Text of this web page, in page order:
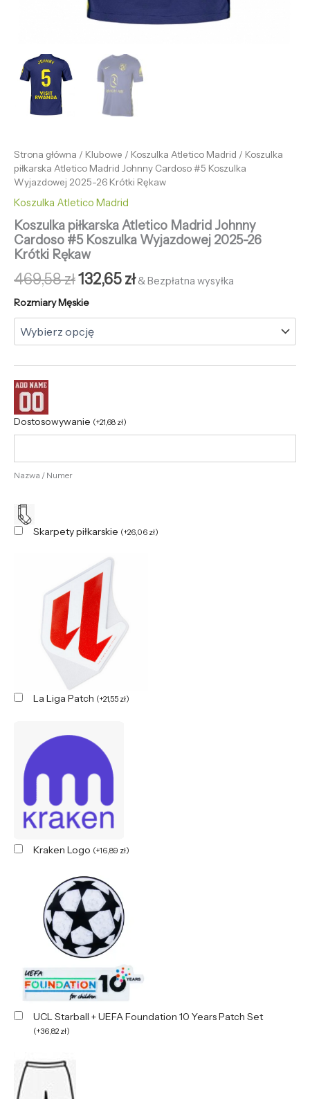
Strona główna / Klubowe / Koszulka Atletico Madrid / Koszulka
piłkarska Atletico Madrid Johnny Cardoso #5 Koszulka
Wyjazdowej 2025-26 Krótki Rękaw
Koszulka Atletico Madrid
Koszulka piłkarska Atletico Madrid Johnny
Cardoso #5 Koszulka Wyjazdowej 2025-26
Krótki Rękaw
469,58zł132,65zł & Bezpłatna wysyłka
Rozmiary Męskie
Dostosowywanie (+21,68 zł)
Nazwa / Numer
Skarpety piłkarskie (+26,06 zł)
La Liga Patch (+21,55 zł)
Kraken Logo (+16,89 zł)
UCL Starball + UEFA Foundation 10 Years Patch Set
(+36,82 zł)